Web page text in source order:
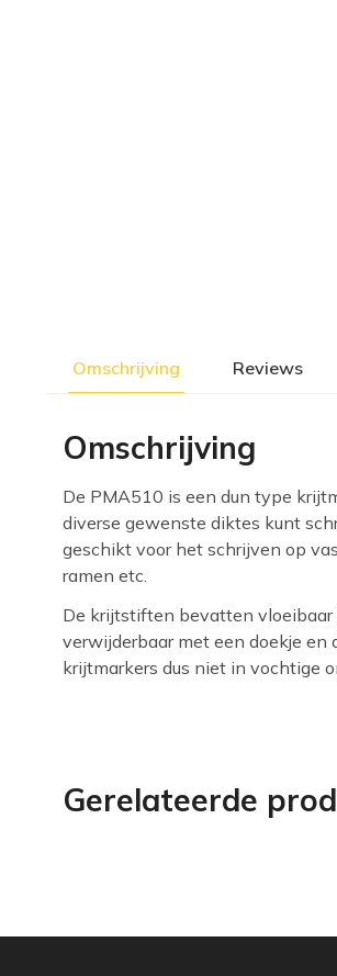
Omschrijving Reviews
Omschrijving
De PMA510 is een dun type
diverse gewenste diktes kunt
geschikt voor het schrijven op
ramen etc.
De krijtstiften bevatten
verwijderbaar met een doekje en
krijtmarkers dus niet in vochtige
Gerelateerde